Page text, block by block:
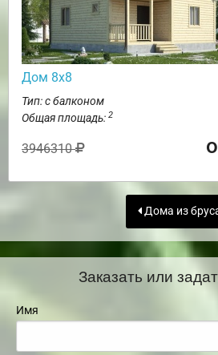
Дом 8х8
Тип: с балконом
Общая площадь: 2
3946310
Дома из
Заказать или
Имя